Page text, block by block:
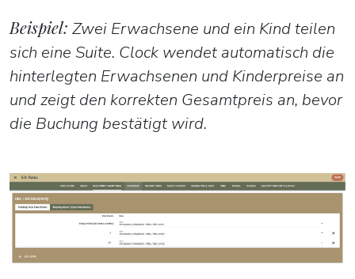
Beispiel: Zwei Erwachsene und ein Kind teilen
sich eine Suite. Clock wendet automatisch die
hinterlegten Erwachsenen und Kinderpreise an
und zeigt den korrekten Gesamtpreis an, bevor
die Buchung bestätigt wird.